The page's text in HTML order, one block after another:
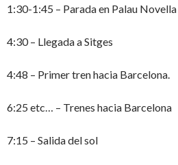
1:30-1:45 – Parada en Palau Novella
4:30 – Llegada a Sitges
4:48 – Primer tren hacia Barcelona.
6:25 etc… – Trenes hacia Barcelona
7:15 – Salida del sol